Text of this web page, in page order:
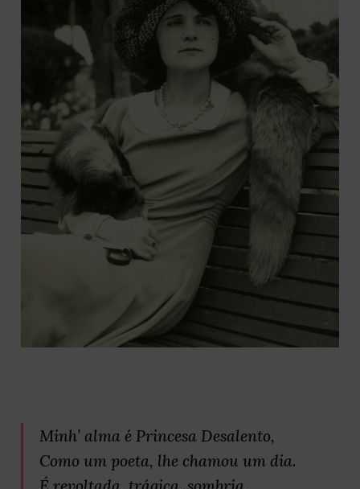
Minh’ alma é Princesa Desalento,
Como um poeta, lhe chamou um dia.